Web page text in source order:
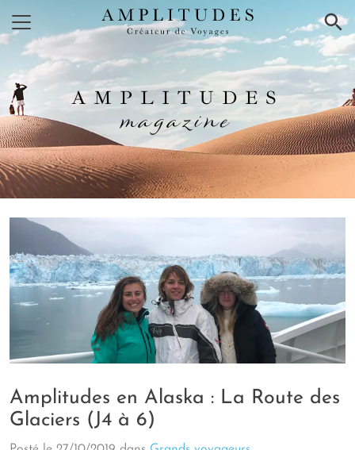
×
AMPLITUDES
magazine
Amplitudes en Alaska : La Route des
Glaciers (J4 à 6)